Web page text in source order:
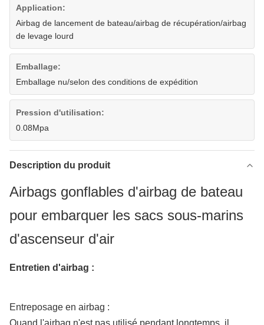
Application:
Airbag de lancement de bateau/airbag de récupération/airbag
de levage lourd
Emballage:
Emballage nu/selon des conditions de expédition
Pression d'utilisation:
0.08Mpa
Description du produit
Airbags gonflables d'airbag de bateau
pour embarquer les sacs sous-marins
d'ascenseur d'air
Entretien d'airbag :
Entreposage en airbag :
Quand l'airbag n'est pas utilisé pendant longtemps, il